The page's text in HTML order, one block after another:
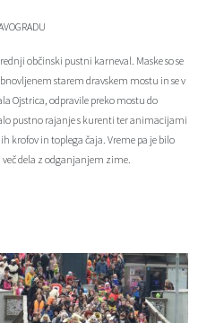
občinski pustni karneval. Maske so se
starem dravskem mostu in se v
Ojstrica, odpravile preko mostu do
pustno rajanje s kurenti ter animacijami
krofov in toplega čaja. Vreme pa je bilo
dela z odganjanjem zime.
Z mladinskim delom proti prekarnosti mladih – pilotni projekt – DRAVIT DRAVOGRAD